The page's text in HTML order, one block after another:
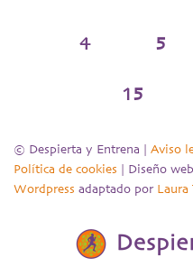
4 5
15
© Despierta y Entrena | Aviso
Política de cookies | Diseño
Wordpress adaptado por Laura